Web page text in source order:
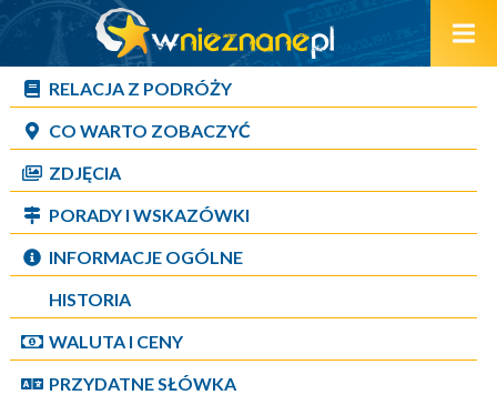
RELACJA Z PODRÓŻY
CO WARTO ZOBACZYĆ
ZDJĘCIA
PORADY I WSKAZÓWKI
INFORMACJE OGÓLNE
HISTORIA
WALUTA I CENY
PRZYDATNE SŁÓWKA